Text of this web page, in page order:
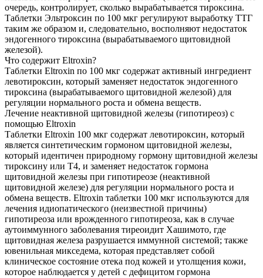
очередь, контролирует, сколько вырабатывается тироксина.
Таблетки Эльтроксин по 100 мкг регулируют выработку ТТГ
таким же образом и, следовательно, восполняют недостаток
эндогенного тироксина (вырабатываемого щитовидной
железой).
Что содержит Eltroxin?
Таблетки Eltroxin по 100 мкг содержат активный ингредиент
левотироксин, который заменяет недостаток эндогенного
тироксина (вырабатываемого щитовидной железой) для
регуляции нормального роста и обмена веществ.
Лечение неактивной щитовидной железы (гипотиреоз) с
помощью Eltroxin
Таблетки Eltroxin 100 мкг содержат левотироксин, который
является синтетическим гормоном щитовидной железы,
который идентичен природному гормону щитовидной железы
тироксину или T4, и заменяет недостаток гормона
щитовидной железы при гипотиреозе (неактивной
щитовидной железе) для регуляции нормального роста и
обмена веществ. Eltroxin таблетки 100 мкг используются для
лечения идиопатического (неизвестной причины)
гипотиреоза или врожденного гипотиреоза, как в случае
аутоиммунного заболевания тиреоидит Хашимото, где
щитовидная железа разрушается иммунной системой; также
ювенильная микседема, которая представляет собой
клиническое состояние отека под кожей и утолщения кожи,
которое наблюдается у детей с дефицитом гормона